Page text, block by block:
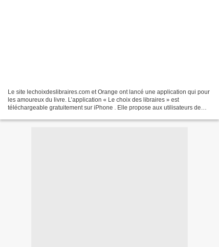
Le site lechoixdeslibraires.com et Orange ont lancé une application qui pour
les amoureux du livre. L’application « Le choix des libraires » est
téléchargeable gratuitement sur iPhone . Elle propose aux utilisateurs de